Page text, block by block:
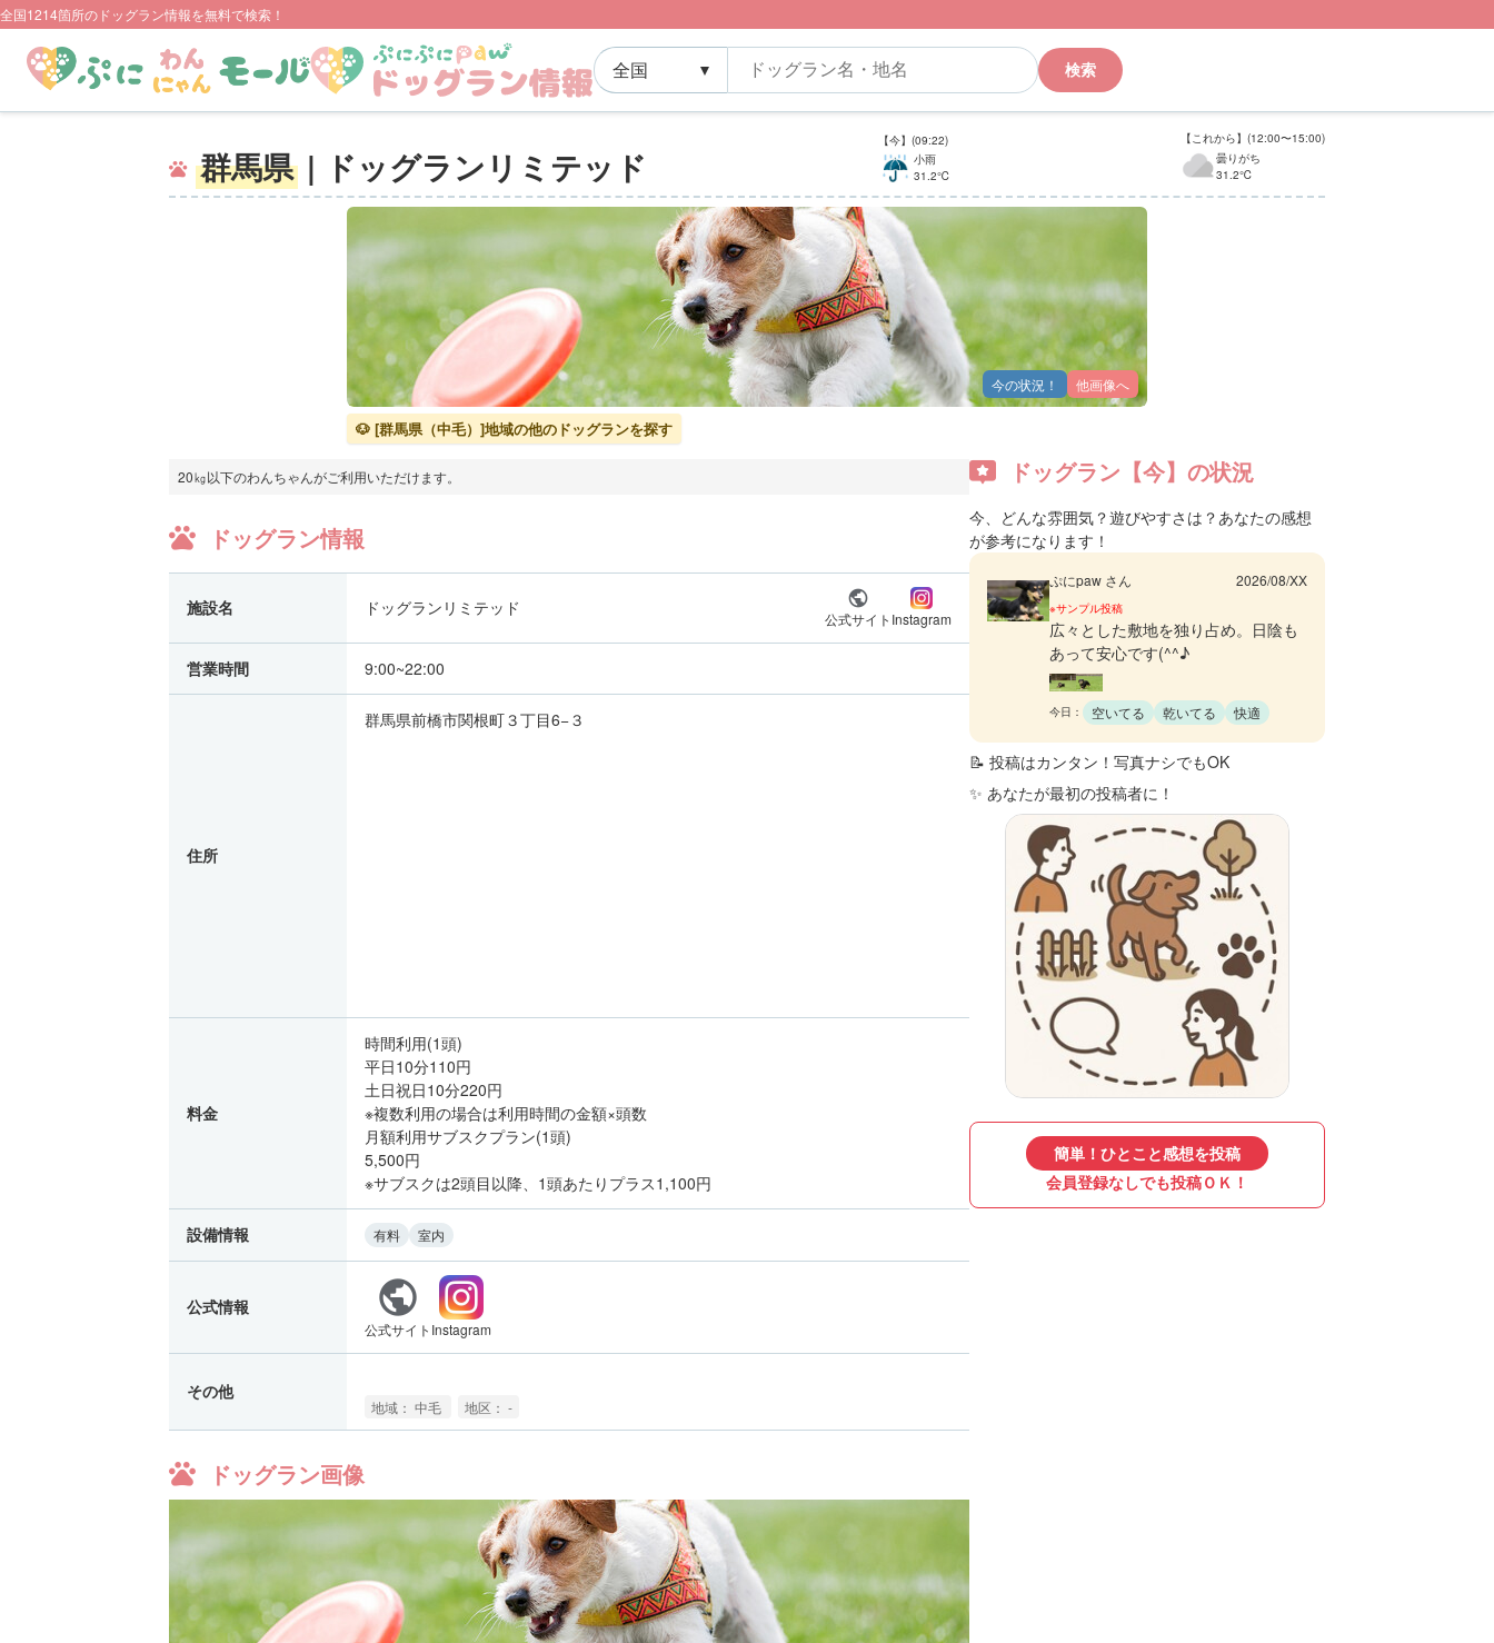
全国1214箇所のドッグラン情報を無料で検索！
検索
群馬県 | ドッグランリミテッド
【今】(09:22)
小雨
31.2℃
【これから】(12:00〜15:00)
曇りがち
31.2℃
今の状況！ 他画像へ
🐶 [群馬県（中毛）]地域の他のドッグランを探す
20㎏以下のわんちゃんがご利用いただけます。
ドッグラン情報
施設名 ドッグランリミテッド 公式サイト Instagram
営業時間 9:00~22:00
住所
群馬県前橋市関根町３丁目6−３
料金
時間利用(1頭)
平日10分110円
土日祝日10分220円
※複数利用の場合は利用時間の金額×頭数
月額利用サブスクプラン(1頭)
5,500円
※サブスクは2頭目以降、1頭あたりプラス1,100円
設備情報 有料 室内
公式情報
公式サイト Instagram
その他
地域： 中毛 地区： -
ドッグラン画像
ドッグラン【今】の状況
今、どんな雰囲気？遊びやすさは？あなたの感想
が参考になります！
ぷにpaw さん 2026/08/XX
※サンプル投稿
広々とした敷地を独り占め。日陰も
あって安心です(^^♪
今日： 空いてる 乾いてる 快適
📝 投稿はカンタン！写真ナシでもOK
✨ あなたが最初の投稿者に！
簡単！ひとこと感想を投稿
会員登録なしでも投稿ＯＫ！